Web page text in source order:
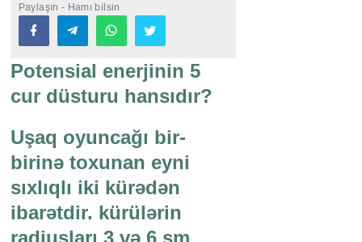
Paylaşın - Hamı bilsin
Potensial enerjinin 5
cur düsturu hansıdır?
Uşaq oyuncağı bir-
birinə toxunan eyni
sıxlıqlı iki kürədən
ibarətdir. kürülərin
radiusları 3 və 6 sm